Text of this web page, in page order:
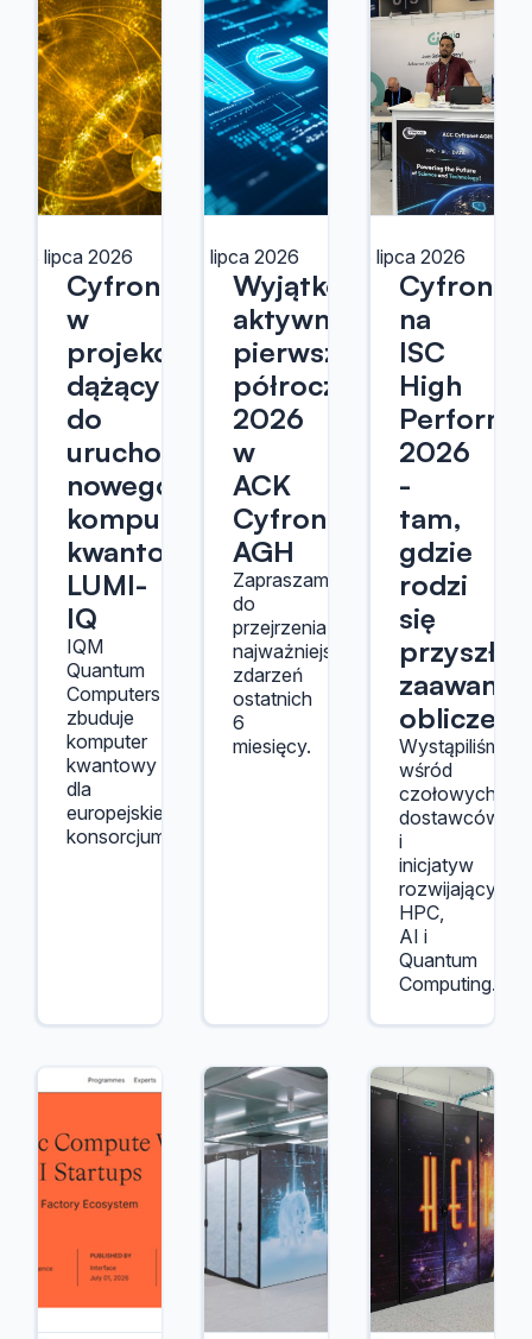
8 lipca 2026
Cyfronet
w
projekcie
dążącym
do
uruchomienia
nowego
komputera
kwantowego
LUMI-
IQ
IQM
Quantum
Computers
zbuduje
komputer
kwantowy
dla
europejskiego
konsorcjum.
7 lipca 2026
Wyjątkowo
aktywne
pierwsze
półrocze
2026
w
ACK
Cyfronet
AGH
Zapraszamy
do
przejrzenia
najważniejszych
zdarzeń
ostatnich
6
miesięcy.
6 lipca 2026
Cyfronet
na
ISC
High
2026
-
tam,
gdzie
rodzi
się
obliczeń
Wystąpiliśmy
wśród
czołowych
dostawców
i
inicjatyw
rozwijających
HPC,
AI i
Quantum
Computing.